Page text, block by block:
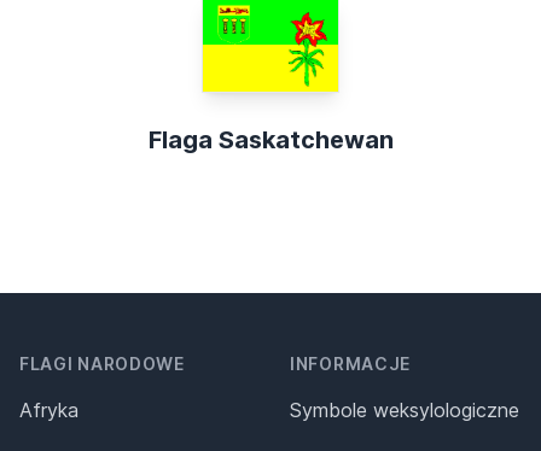
Flaga Saskatchewan
FLAGI NARODOWE
Afryka
INFORMACJE
Symbole weksylologiczne